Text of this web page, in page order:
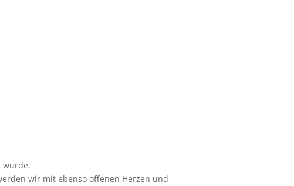
wurde.
wir mit ebenso offenen Herzen und